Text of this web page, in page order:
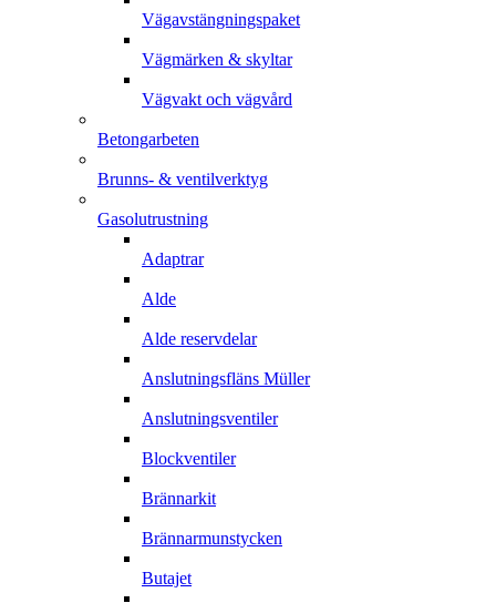
Vägavstängningspaket
Vägmärken & skyltar
Vägvakt och vägvård
Betongarbeten
Brunns- & ventilverktyg
Gasolutrustning
Adaptrar
Alde
Alde reservdelar
Anslutningsfläns Müller
Anslutningsventiler
Blockventiler
Brännarkit
Brännarmunstycken
Butajet